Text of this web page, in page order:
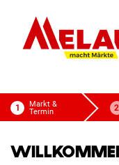
Markt &
Termin